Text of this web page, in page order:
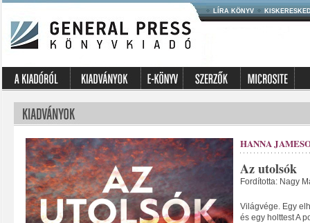
LÍRA KÖNYV
HANNA
Az utolsók
Fordította: Nagy
Világvége. Egy
és egy holttest A